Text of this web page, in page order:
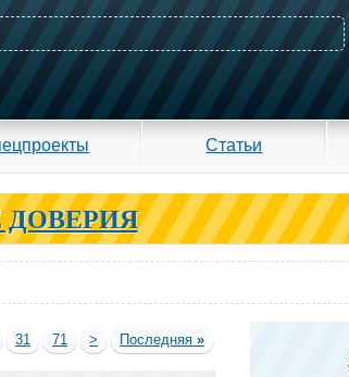
Статьи
ДОВЕРИЯ
31 71 > Последняя»